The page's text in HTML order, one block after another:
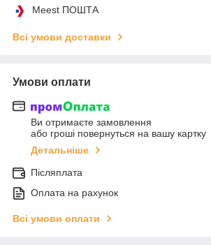
Meest ПОШТА
Всі умови доставки
Умови оплати
Ви отримаєте замовлення
або гроші повернуться на вашу картку
Детальніше
Післяплата
Оплата на рахунок
Всі умови оплати